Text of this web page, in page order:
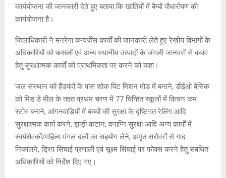
कार्ययोजना की जानकारी देते हुए बताया कि खांतियों में बैम्बों पौधारोपण की
कार्ययोजना है।
जिलाधिकारी ने मनरेगा कन्वर्जेंस कार्यों की जानकारी लेते हुए रेखीय विभागों के
अधिकारियों को फसलों एवं अन्य स्थानीय उत्पादों के जंगली जानवरों से बचाव
हेतु सुरक्षात्मक कार्यों को प्राथमिकता पर करने को कहा।
जल संस्थान को हैंडपंपों के पास शोक पिट मिशन मोड में बनाने, डीईओ बेसिक
को मिड डे मील के तहत प्रथम चरण में 77 चिन्हित स्कूलों में किचन कम
स्टोर बनाने, आंगनवाड़ियों में बच्चों की सुरक्षा के दृष्टिगत रेलिंग आदि
सुरक्षात्मक कार्य करने, झाड़ी कटान, वनाग्नि सुरक्षा आदि अन्य कार्यों में
स्वयंसेवकों/महिला मंगल दलों का सहयोग लेने, अमृत सरोवरों से गाद
निकालने, ड्रिप सिंचाई प्रणाली एवं सूक्ष्म सिंचाई पर फोक्स करने हेतु संबंधित
अधिकारियों को निर्देश दिए गए।